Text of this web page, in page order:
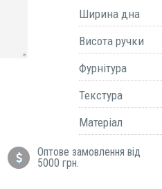
Ширина дна
Висота ручки
Фурнітура
Текстура
Матеріал
Оптове замовлення від
5000 грн.